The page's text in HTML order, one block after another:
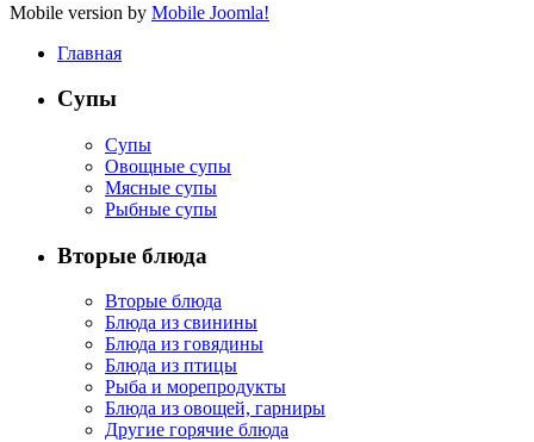
Mobile version by Mobile Joomla!
Главная
Супы
Супы
Овощные супы
Мясные супы
Рыбные супы
Вторые блюда
Вторые блюда
Блюда из свинины
Блюда из говядины
Блюда из птицы
Рыба и морепродукты
Блюда из овощей, гарниры
Другие горячие блюда